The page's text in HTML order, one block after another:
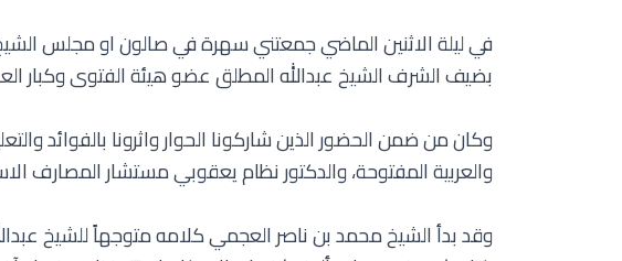
في ليلة الاثنين الماضي جمعتني سهرة في صالون او مجلس
بضيف الشرف الشيخ عبدالله المطلق عضو هيئة الفتوى وكبار
وكان من ضمن الحضور الذين شاركونا الحوار واثرونا بالفوائد
والعربية المفتوحة، والدكتور نظام يعقوبي مستشار المصارف
وقد بدأ الشيخ محمد بن ناصر العجمي كلامه متوجهاً للشيخ